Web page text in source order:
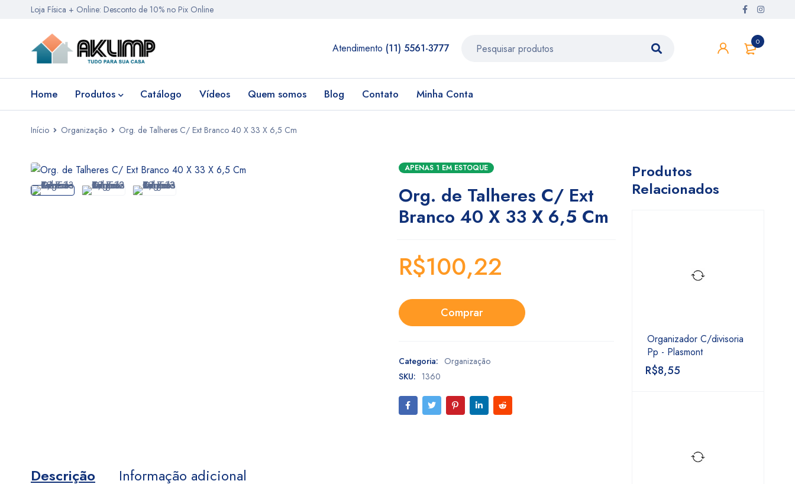
Loja Física + Online: Desconto de 10% no Pix Online
0
Atendimento (11) 5561-3777
Home Produtos Catálogo Vídeos Quem somos Blog Contato Minha Conta
Início Organização Org. de Talheres C/ Ext Branco 40 X 33 X 6,5 Cm
APENAS 1 EM ESTOQUE
Org. de Talheres C/ Ext
Branco 40 X 33 X 6,5 Cm
R$100,22
Comprar
Categoria: Organização
SKU: 1360
Descrição Informação adicional
Produtos
Relacionados
Organizador C/divisoria
Pp - Plasmont
R$8,55